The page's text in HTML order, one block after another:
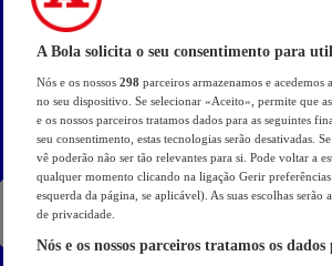
A Bola solicita o seu consentimento para
Nós e os nossos 298 parceiros armazenamos e acedemos
no seu dispositivo. Se selecionar «Aceito», permite que
e os nossos parceiros tratamos dados para as seguintes
seu consentimento, estas tecnologias serão desativadas.
vê poderão não ser tão relevantes para si. Pode voltar a
qualquer momento clicando na ligação Gerir
esquerda da página, se aplicável). As suas escolhas
de privacidade.
Nós e os nossos parceiros tratamos os